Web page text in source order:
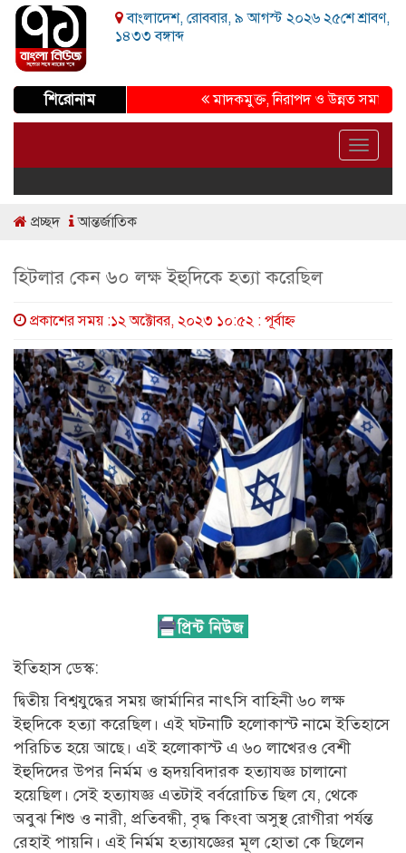
বাংলাদেশ, রোববার, ৯ আগস্ট ২০২৬ ২৫শে শ্রাবণ,
১৪৩৩ বঙ্গাব্দ
শিরোনাম মাদকমুক্ত, নিরাপদ ও উন্নত সমাজ গড়ার
Toggle
প্রচ্ছদ আন্তর্জাতিক
হিটলার কেন ৬০ লক্ষ ইহুদিকে হত্যা করেছিল
প্রকাশের সময় :১২ অক্টোবর, ২০২৩ ১০:৫২ : পূর্বাহ্ণ
ইতিহাস ডেস্ক:
দ্বিতীয় বিশ্বযুদ্ধের সময় জার্মানির নাৎসি বাহিনী ৬০ লক্ষ
ইহুদিকে হত্যা করেছিল। এই ঘটনাটি হলোকাস্ট নামে ইতিহাসে
পরিচিত হয়ে আছে। এই হলোকাস্ট এ ৬০ লাখেরও বেশী
ইহুদিদের উপর নির্মম ও হৃদয়বিদারক হত্যাযজ্ঞ চালানো
হয়েছিল। সেই হত্যাযজ্ঞ এতটাই বর্বরোচিত ছিল যে, থেকে
অবুঝ শিশু ও নারী, প্রতিবন্ধী, বৃদ্ধ কিংবা অসুস্থ রোগীরা পর্যন্ত
রেহাই পায়নি। এই নির্মম হত্যাযজ্ঞের মূল হোতা কে ছিলেন